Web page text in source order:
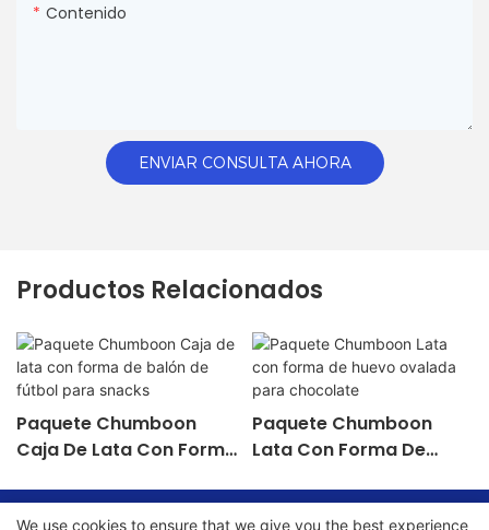
Contenido
ENVIAR CONSULTA AHORA
Productos Relacionados
Paquete Chumboon
Caja De Lata Con Forma
Snacks
Paquete Chumboon
Lata Con Forma De
Chocolate
We use cookies to ensure that we give you the best experience